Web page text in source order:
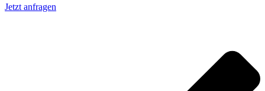
Jetzt anfragen